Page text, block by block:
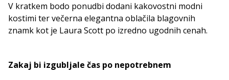
V kratkem bodo ponudbi dodani kakovostni modni
kostimi ter večerna elegantna oblačila blagovnih
znamk kot je Laura Scott po izredno ugodnih cenah.
Zakaj bi izgubljale čas po nepotrebnem